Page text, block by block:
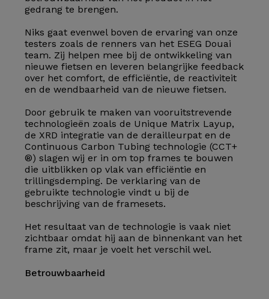
gedrang te brengen.
Niks gaat evenwel boven de ervaring van onze
testers zoals de renners van het ESEG Douai
team. Zij helpen mee bij de ontwikkeling van
nieuwe fietsen en leveren belangrijke feedback
over het comfort, de efficiëntie, de reactiviteit
en de wendbaarheid van de nieuwe fietsen.
Door gebruik te maken van vooruitstrevende
technologieën zoals de Unique Matrix Layup,
de XRD integratie van de derailleurpat en de
Continuous Carbon Tubing technologie (CCT+
®) slagen wij er in om top frames te bouwen
die uitblikken op vlak van efficiëntie en
trillingsdemping. De verklaring van de
gebruikte technologie vindt u bij de
beschrijving van de framesets.
Het resultaat van de technologie is vaak niet
zichtbaar omdat hij aan de binnenkant van het
frame zit, maar je voelt het verschil wel.
Betrouwbaarheid